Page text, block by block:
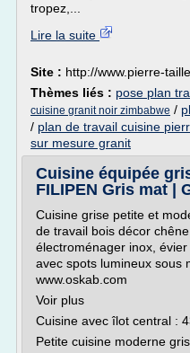
tropez,...
Lire la suite
Site : http://www.pierre-
Thèmes liés : pose plan
cuisine granit noir zimbabwe /
/ plan de travail cuisine
sur mesure granit
Cuisine équipée
FILIPEN Gris mat |
Cuisine grise petite et
de travail bois décor
électroménager inox,
avec spots lumineux sous
www.oskab.com
Voir plus
Cuisine avec îlot central :
Petite cuisine moderne